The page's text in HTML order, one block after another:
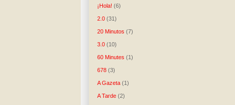
¡Hola! (6)
2.0 (31)
20 Minutos (7)
3.0 (10)
60 Minutes (1)
678 (3)
A Gazeta (1)
A Tarde (2)